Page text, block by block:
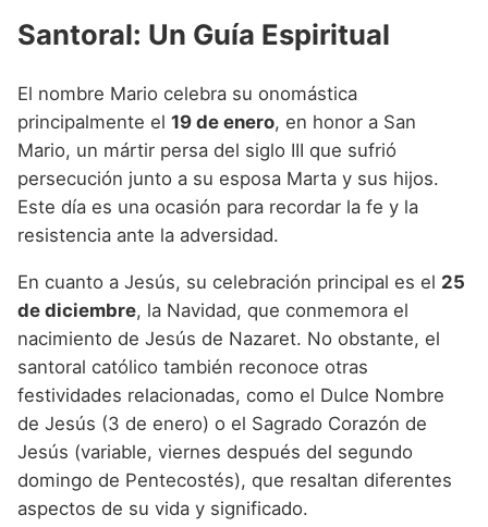
Santoral: Un Guía Espiritual
El nombre Mario celebra su onomástica
principalmente el 19 de enero, en honor a San
Mario, un mártir persa del siglo III que sufrió
persecución junto a su esposa Marta y sus hijos.
Este día es una ocasión para recordar la fe y la
resistencia ante la adversidad.
En cuanto a Jesús, su celebración principal es el 25
de diciembre, la Navidad, que conmemora el
nacimiento de Jesús de Nazaret. No obstante, el
santoral católico también reconoce otras
festividades relacionadas, como el Dulce Nombre
de Jesús (3 de enero) o el Sagrado Corazón de
Jesús (variable, viernes después del segundo
domingo de Pentecostés), que resaltan diferentes
aspectos de su vida y significado.